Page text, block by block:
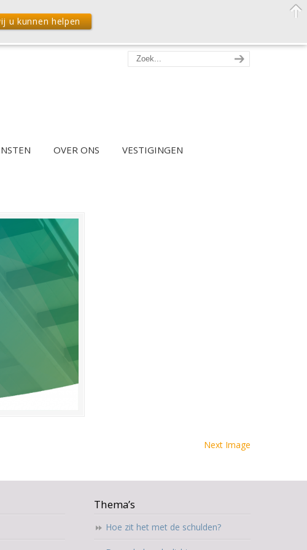
OVER ONS VESTIGINGEN
Next Image
Thema’s
Hoe zit het met de schulden?
u kunnen helpen